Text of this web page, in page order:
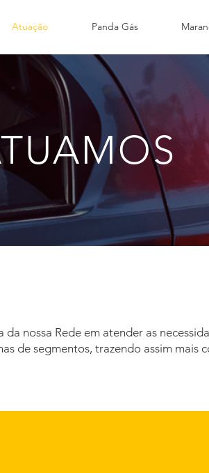
Atuação Panda Gás
nossa Rede em atender as
de segmentos, trazendo assim mais